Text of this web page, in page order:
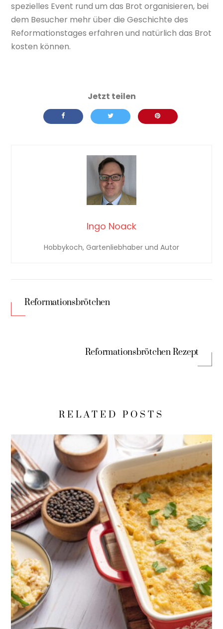
spezielles Event rund um das Brot organisieren, bei
dem Besucher mehr über die Geschichte des
Reformationstages erfahren und natürlich das Brot
kosten können.
Ingo Noack
Hobbykoch, Gartenliebhaber und Autor
Reformationsbrötchen
Reformationsbrötchen Rezept
RELATED POSTS